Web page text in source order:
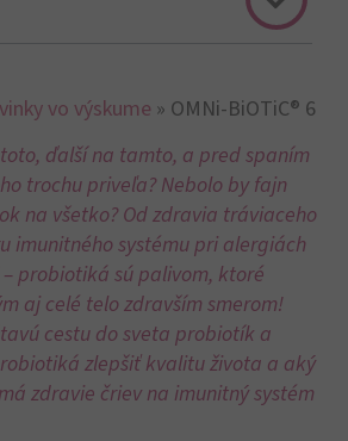
vo výskume » OMNi-BiOTiC® 6
ďalší na tamto, a pred spaním
trochu priveľa? Nebolo by fajn
na všetko? Od zdravia tráviaceho
imunitného systému pri alergiách
probiotiká sú palivom, ktoré
aj celé telo zdravším smerom!
cestu do sveta probiotík a
zlepšiť kvalitu života a aký
zdravie čriev na imunitný systém